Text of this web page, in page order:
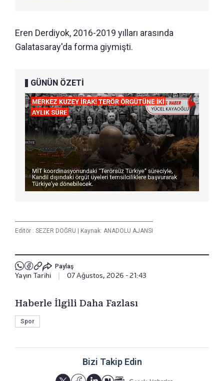
Eren Derdiyok, 2016-2019 yılları arasında
Galatasaray'da forma giymişti.
GÜNÜN ÖZETİ
Editör : SEZER DOĞRU | Kaynak: ANADOLU AJANSI
Paylaş
Yayın Tarihi | 07 Ağustos, 2026 - 21:43
Haberle İlgili Daha Fazlası
Spor
Bizi Takip Edin